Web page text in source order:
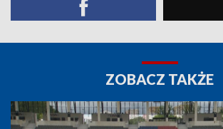
ZOBACZ TAKŻE